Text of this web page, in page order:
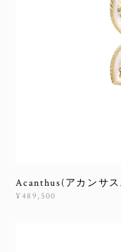
Acanthus(アカンサ
¥489,500